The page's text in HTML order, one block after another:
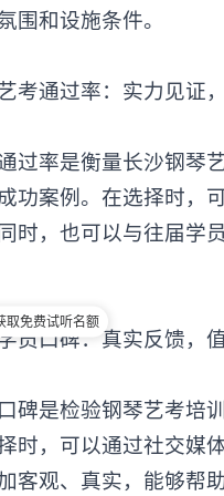
围和设施条件。
通过率：实力见证
率是衡量长沙钢琴
功案例。在选择时，
时，也可以与往届学
口碑：真实反馈，
是检验钢琴艺考培训
时，可以通过社交媒
客观、真实，能够帮